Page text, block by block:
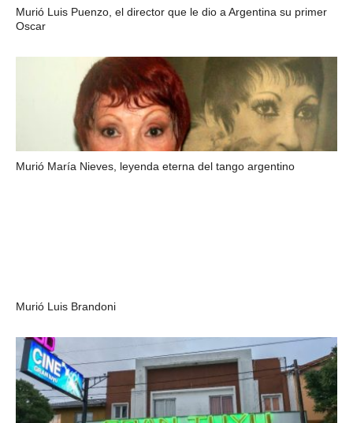
Murió Luis Puenzo, el director que le dio a Argentina su primer
Oscar
Murió María Nieves, leyenda eterna del tango argentino
Murió Luis Brandoni